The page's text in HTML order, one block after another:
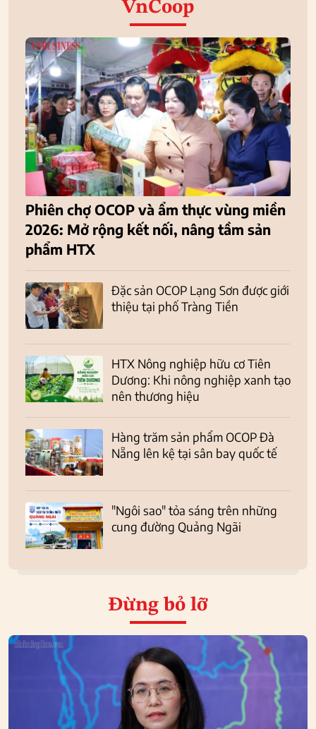
VnCoop
Phiên chợ OCOP và ẩm thực vùng miền
2026: Mở rộng kết nối, nâng tầm sản
phẩm HTX
Đặc sản OCOP Lạng Sơn được giới
thiệu tại phố Tràng Tiền
HTX Nông nghiệp hữu cơ Tiên
Dương: Khi nông nghiệp xanh tạo
nên thương hiệu
Hàng trăm sản phẩm OCOP Đà
Nẵng lên kệ tại sân bay quốc tế
"Ngôi sao" tỏa sáng trên những
cung đường Quảng Ngãi
Đừng bỏ lỡ